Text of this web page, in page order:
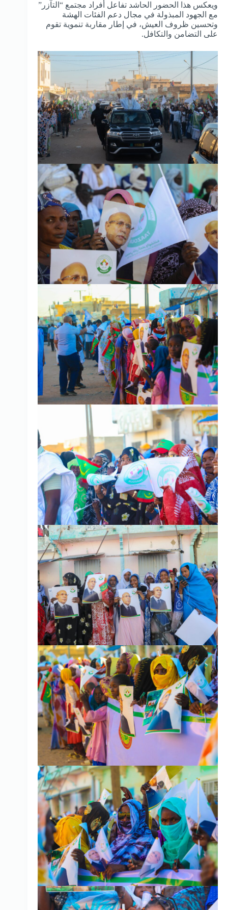
ويعكس هذا الحضور الحاشد تفاعل أفراد مجتمع “التآزر”
مع الجهود المبذولة في مجال دعم الفئات الهشة
وتحسين ظروف العيش، في إطار مقاربة تنموية تقوم
على التضامن والتكافل.